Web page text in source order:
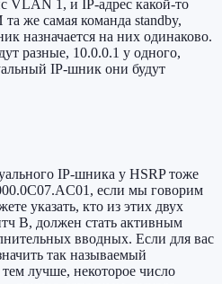
VLAN 1, и IP-адрес какой-то
же самая команда standby,
назначается на них одинаково.
разные, 10.0.0.1 у одного,
IP-шник они будут
IP-шника у HSRP тоже
если мы говорим
указать, кто из этих двух
B, должен стать активным
вводных. Если для вас
так называемый
лучше, некоторое число